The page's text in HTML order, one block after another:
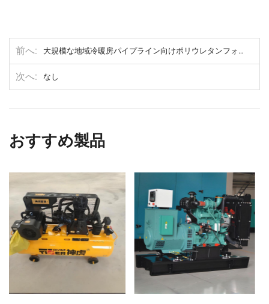
前へ 大規模な地域冷暖房パイプライン向けポリウレタンフォーム断熱ソリューション：現場事例とベストプラクティス
次へ なし
おすすめ製品